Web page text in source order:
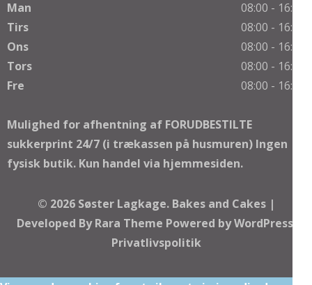
Man
08:00 - 16:00
Tirs
08:00 - 16:00
Ons
08:00 - 16:00
Tors
08:00 - 16:00
Fre
08:00 - 16:00
Mulighed for afhentning af FORUDBESTILTE
sukkerprint 24/7 (i trækassen på husmuren) Ingen
fysisk butik. Kun handel via hjemmesiden.
© 2026 Søster Lagkage. Bakes and Cakes |
Developed ByRara Theme Powered byWordPress.
Privatlivspolitik